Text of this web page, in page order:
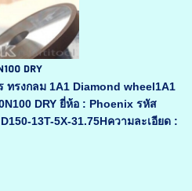
DRY
รงกลม 1A1 Diamond wheel1A1
DRY ยี่ห้อ : Phoenix รหัส
13T-5X-31.75Hความละเอียด :